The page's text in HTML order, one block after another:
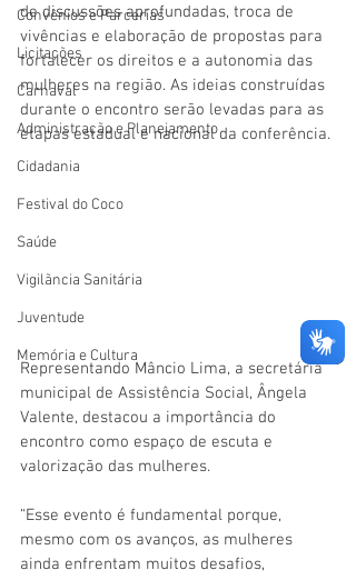
Convênios e Parcerias
Licitações
Carnaval
Administração e Planejamento
Cidadania
Festival do Coco
Saúde
Vigilãncia Sanitária
Juventude
Memória e Cultura
de discussões aprofundadas, troca de
vivências e elaboração de propostas para
fortalecer os direitos e a autonomia das
mulheres na região. As ideias construídas
durante o encontro serão levadas para as
etapas estadual e nacional da conferência.
Representando Mâncio Lima, a secretária
municipal de Assistência Social, Ângela
Valente, destacou a importância do
encontro como espaço de escuta e
valorização das mulheres.
“Esse evento é fundamental porque,
mesmo com os avanços, as mulheres
ainda enfrentam muitos desafios,